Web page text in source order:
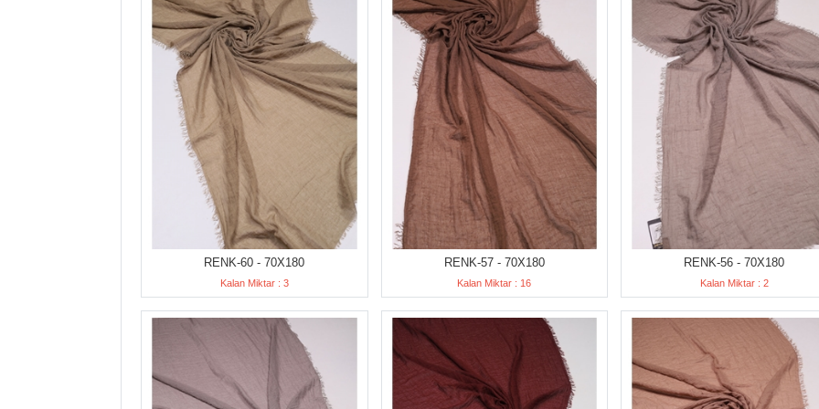
RENK-60 - 70X180
Kalan Miktar : 3
RENK-57 - 70X180
Kalan Miktar : 16
RENK-56 - 70X180
Kalan Miktar : 2